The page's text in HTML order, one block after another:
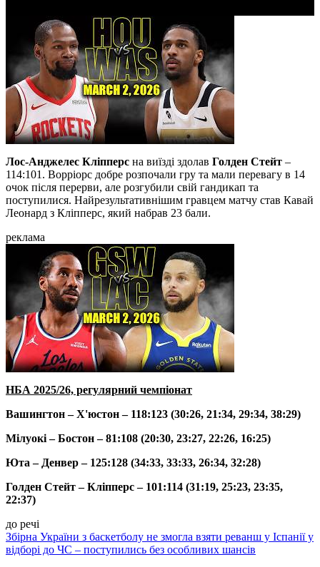
Лос-Анджелес Кліпперс на виїзді здолав Голден Стейт –
114:101. Ворріорс добре розпочали гру та мали перевагу в 14
очок після перерви, але розгубили свій гандикап та
поступилися. Найрезультативнішим гравцем матчу став Кавай
Леонард з Кліпперс, який набрав 23 бали.
реклама
НБА 2025/26, регулярний чемпіонат
Вашингтон – Х'юстон – 118:123 (30:26, 21:34, 29:34, 38:29)
Мілуокі – Бостон – 81:108 (20:30, 23:27, 22:26, 16:25)
Юта – Денвер – 125:128 (34:33, 33:33, 26:34, 32:28)
Голден Стейт – Кліпперс – 101:114 (31:19, 25:23, 23:35,
22:37)
до речі
Збірна України з баскетболу не змогла взяти реванш у Іспанії у
відборі до ЧС – поступились без особливих шансів